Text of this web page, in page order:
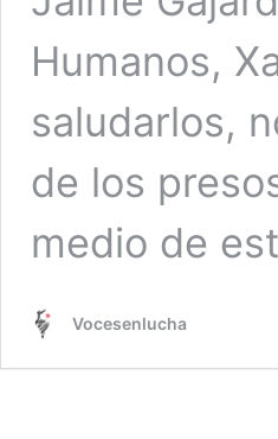
Humanos,
saludarlos,
de los
medio de
Vocesenlucha